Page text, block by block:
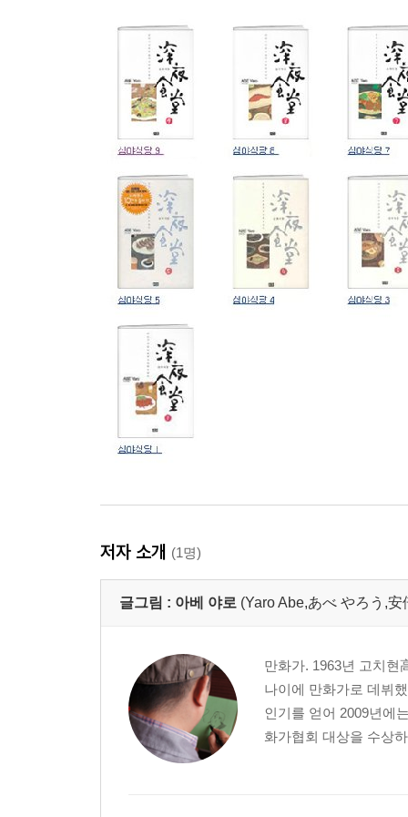
저자 소개 (1명)
글그림 : 아베 야로 (Yaro Abe,あべ やろう,安
만화가. 1963년 고치현
나이에 만화가로 데뷔
인기를 얻어 2009년에
화가협회 대상을 수상